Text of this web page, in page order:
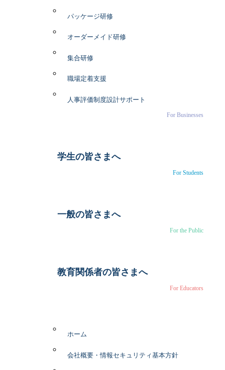
パッケージ研修
オーダーメイド研修
集合研修
職場定着支援
人事評価制度設計サポート
For Businesses
学生の皆さまへ
For Students
一般の皆さまへ
For the Public
教育関係者の皆さまへ
For Educators
ホーム
会社概要・情報セキュリティ基本方針